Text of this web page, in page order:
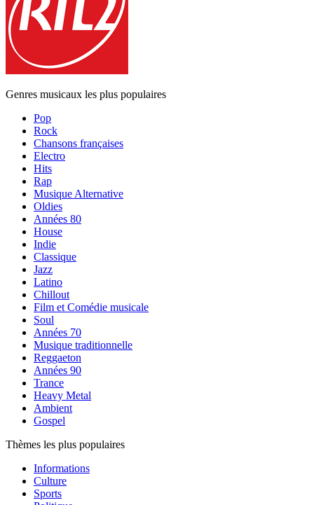
Genres musicaux les plus populaires
Pop
Rock
Chansons françaises
Electro
Hits
Rap
Musique Alternative
Oldies
Années 80
House
Indie
Classique
Jazz
Latino
Chillout
Film et Comédie musicale
Soul
Années 70
Musique traditionnelle
Reggaeton
Années 90
Trance
Heavy Metal
Ambient
Gospel
Thèmes les plus populaires
Informations
Culture
Sports